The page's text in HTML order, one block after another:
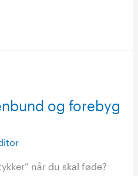
og forebyg
når du skal føde?